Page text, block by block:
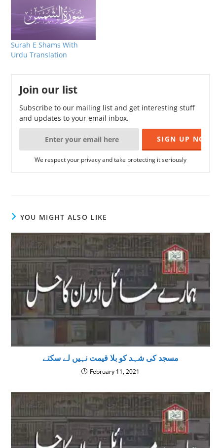
Surah E Shams With
Urdu Translation
Join our list
Subscribe to our mailing list and get interesting stuff
and updates to your email inbox.
We respect your privacy and take protecting it seriously
YOU MIGHT ALSO LIKE
مسجد کی شہد کو بلا قیمت نہیں لے سکتے
February 11, 2021